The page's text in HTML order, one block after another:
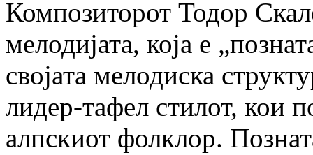
Композиторот Тодор
мелодијата, која е
својата мелодиска
лидер-тафел стилот, кои
алпскиот фолклор.